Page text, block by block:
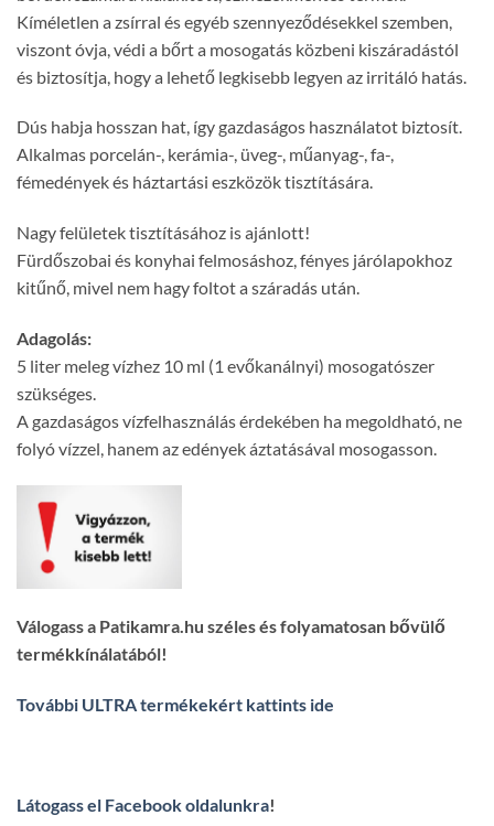
Kíméletlen a zsírral és egyéb szennyeződésekkel szemben,
viszont óvja, védi a bőrt a mosogatás közbeni kiszáradástól
és biztosítja, hogy a lehető legkisebb legyen az irritáló hatás.
Dús habja hosszan hat, így gazdaságos használatot biztosít.
Alkalmas porcelán-, kerámia-, üveg-, műanyag-, fa-,
fémedények és háztartási eszközök tisztítására.
Nagy felületek tisztításához is ajánlott!
Fürdőszobai és konyhai felmosáshoz, fényes járólapokhoz
kitűnő, mivel nem hagy foltot a száradás után.
Adagolás:
5 liter meleg vízhez 10 ml (1 evőkanálnyi) mosogatószer
szükséges.
A gazdaságos vízfelhasználás érdekében ha megoldható, ne
folyó vízzel, hanem az edények áztatásával mosogasson.
Válogass a Patikamra.hu széles és folyamatosan bővülő
termékkínálatából!
További ULTRA termékekért kattints ide
Látogass el Facebook oldalunkra!